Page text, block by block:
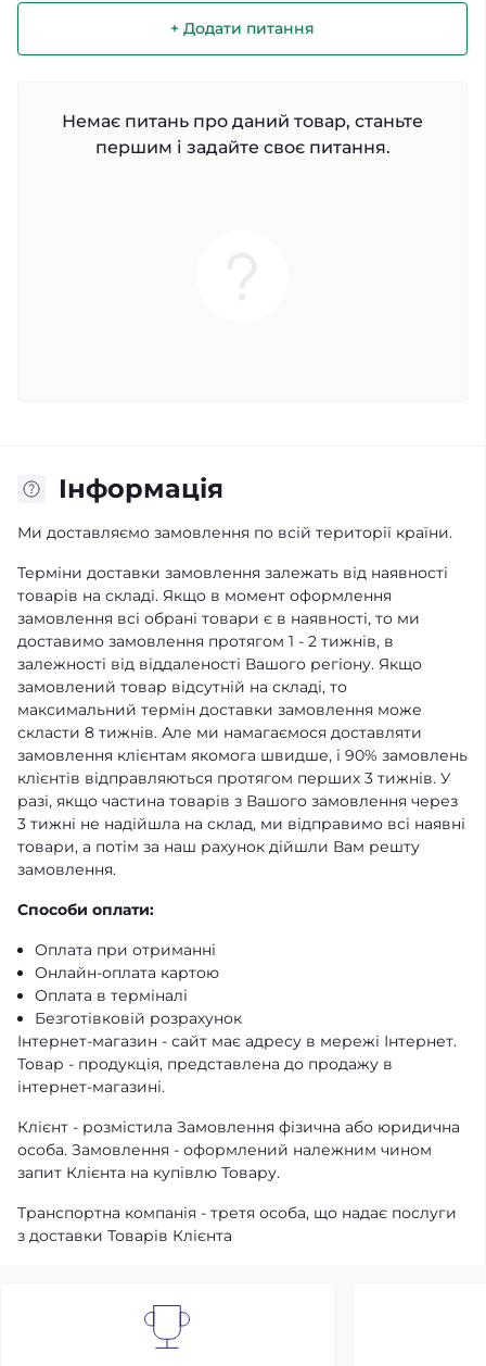
+ Додати питання
Немає питань про даний товар, станьте
першим і задайте своє питання.
Iнформація
Ми доставляємо замовлення по всій території країни.
Терміни доставки замовлення залежать від наявності
товарів на складі. Якщо в момент оформлення
замовлення всі обрані товари є в наявності, то ми
доставимо замовлення протягом 1 - 2 тижнів, в
залежності від віддаленості Вашого регіону. Якщо
замовлений товар відсутній на складі, то
максимальний термін доставки замовлення може
скласти 8 тижнів. Але ми намагаємося доставляти
замовлення клієнтам якомога швидше, і 90% замовлень
клієнтів відправляються протягом перших 3 тижнів. У
разі, якщо частина товарів з Вашого замовлення через
3 тижні не надійшла на склад, ми відправимо всі наявні
товари, а потім за наш рахунок дійшли Вам решту
замовлення.
Способи оплати:
Оплата при отриманні
Онлайн-оплата картою
Оплата в терміналі
Безготівковій розрахунок
Інтернет-магазин - сайт має адресу в мережі Інтернет.
Товар - продукція, представлена ​​до продажу в
інтернет-магазині.
Клієнт - розмістила Замовлення фізична або юридична
особа. Замовлення - оформлений належним чином
запит Клієнта на купівлю Товару.
Транспортна компанія - третя особа, що надає послуги
з доставки Товарів Клієнта